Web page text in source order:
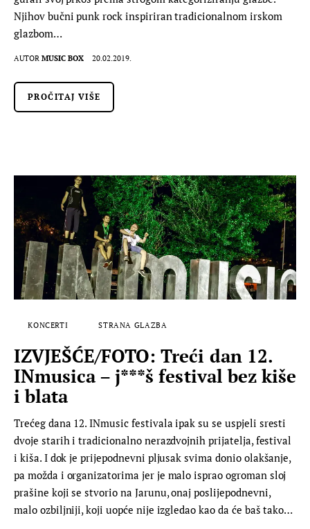
Njihov bučni punk rock inspiriran tradicionalnom irskom
glazbom…
AUTOR MUSIC BOX 20.02.2019.
PROČITAJ VIŠE
KONCERTI STRANA GLAZBA
IZVJEŠĆE/FOTO: Treći dan 12.
INmusica – j***š festival bez kiše
i blata
Trećeg dana 12. INmusic festivala ipak su se uspjeli sresti
dvoje starih i tradicionalno nerazdvojnih prijatelja, festival
i kiša. I dok je prijepodnevni pljusak svima donio olakšanje,
pa možda i organizatorima jer je malo isprao ogroman sloj
prašine koji se stvorio na Jarunu, onaj poslijepodnevni,
malo ozbiljniji, koji uopće nije izgledao kao da će baš tako…